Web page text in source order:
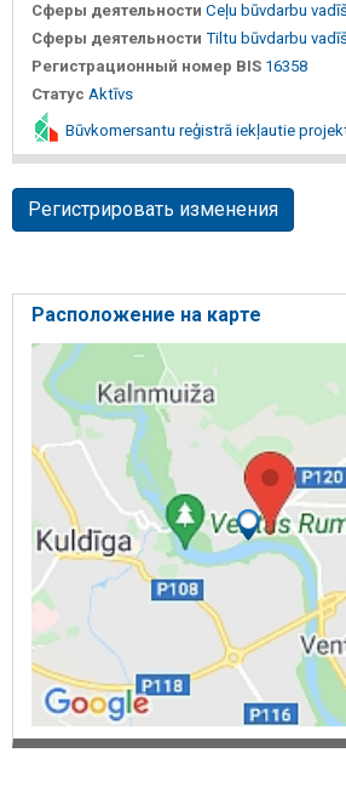
Сферы деятельности Ceļu būvdarbu
Сферы деятельности Tiltu būvdarbu
Регистрационный номер BIS 16358
Статус Aktīvs
Būvkomersantu reģistrā iekļautie
Регистрировать изменения
Расположение на карте